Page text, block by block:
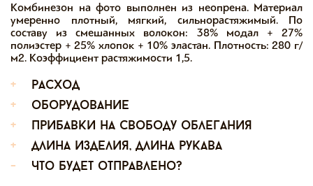
Комбинезон на фото выполнен из неопрена. Материал
умеренно плотный, мягкий, сильнорастяжимый. По
составу из смешанных волокон: 38% модал + 27%
полиэстер + 25% хлопок + 10% эластан. Плотность: 280 г/
м2. Коэффициент растяжимости 1,5.
+
расход
+
оборудование
+
прибавки на свободу облегания
+
длина изделия, длина рукава
-
что будет отправлено?